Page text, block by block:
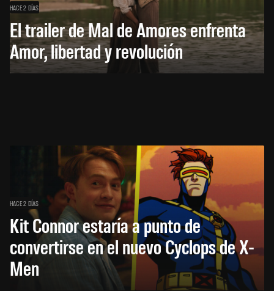
HACE 2 DÍAS
El trailer de Mal de Amores enfrenta
Amor, libertad y revolución
HACE 2 DÍAS
Kit Connor estaría a punto de
convertirse en el nuevo Cyclops de X-
Men